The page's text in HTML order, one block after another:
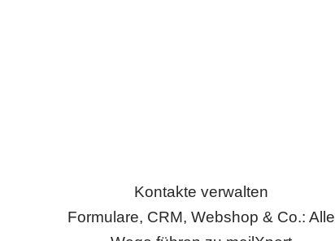
Kontakte verwalten
Formulare, CRM, Webshop & Co.: Alle